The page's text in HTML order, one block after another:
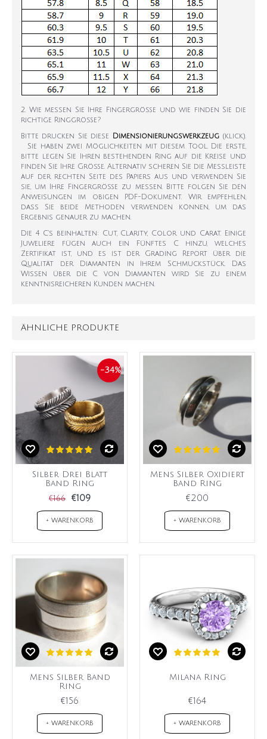
2. Wie messen Sie Ihre Fingergröße und wie finden Sie die
richtige Ringgröße?
Bitte drucken Sie diese Dimensionierungswerkzeug (klick).
Sie haben zwei Möglichkeiten mit diesem Tool. Die erste,
bitte legen Sie Ihren bestehenden Ring auf die Kreise und
finden Sie Ihre Größe. Alternativ scheren Sie die Messleiste
auf der rechten Seite des Papiers aus und verwenden Sie
sie, um Ihre Fingergröße zu messen. Bitte folgen Sie den
Anweisungen im obigen PDF-Dokument. Wir empfehlen,
dass Sie beide Methoden verwenden können, um das
Ergebnis genauer zu machen.
Die 4 C's beinhalten: Cut, Clarity, Color und Carat. Einige
Juweliere fügen auch ein Fünftes C hinzu, welches
Zertifikat ist, und es ist der Grading Report über die
Qualität der Diamanten in Ihrem Schmuckstück. Das
Wissen über die C von Diamanten wird Sie zu einem
kenntnisreicheren Kunden machen.
ÄHNLICHE PRODUKTE
-34%
Silber Drei Blatt
Band Ring
€166 €109
+ WARENKORB
Mens Silber Oxidiert
Band Ring
€200
+ WARENKORB
Mens Silber Band
Ring
€156
+ WARENKORB
Milana Ring
€164
+ WARENKORB